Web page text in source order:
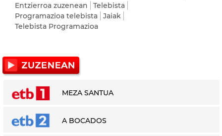
Entzierroa zuzenean
Telebista
Programazioa telebista
Jaiak
Telebista Programazioa
MEZA SANTUA
A BOCADOS